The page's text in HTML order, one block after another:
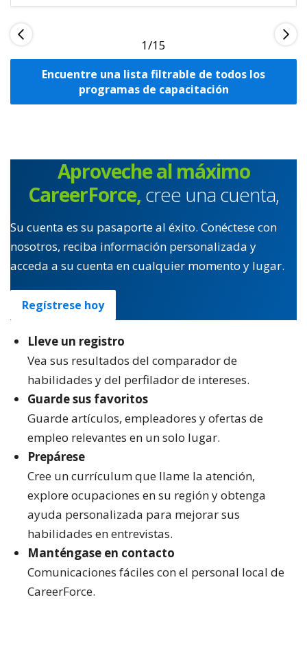
1
Encuentre una lista filtrable de todos los
programas de capacitación
Aproveche al máximo
CareerForce, cree una cuenta,
Su cuenta es su pasaporte al éxito. Conéctese con
nosotros, reciba información personalizada y
acceda a su cuenta en cualquier momento y lugar.
Regístrese hoy
Lleve un registro
Vea sus resultados del comparador de
habilidades y del perfilador de intereses.
Guarde sus favoritos
Guarde artículos, empleadores y ofertas de
empleo relevantes en un solo lugar.
Prepárese
Cree un currículum que llame la atención,
explore ocupaciones en su región y obtenga
ayuda personalizada para mejorar sus
habilidades en entrevistas.
Manténgase en contacto
Comunicaciones fáciles con el personal local de
CareerForce.